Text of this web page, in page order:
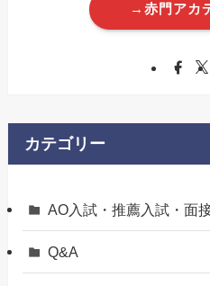
→赤門アカ
カテゴリー
AO入試・推薦入試・面
Q&A